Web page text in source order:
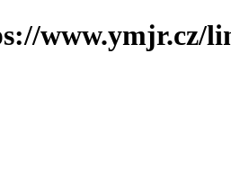
www.ymjr.cz/